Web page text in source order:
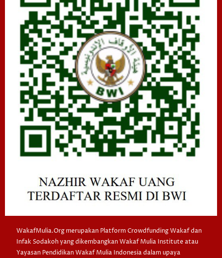
WakafMulia.Org merupakan Platform Crowdfunding Wakaf dan
Infak Sodakoh yang dikembangkan Wakaf Mulia Institute atau
Yayasan Pendidikan Wakaf Mulia Indonesia dalam upaya